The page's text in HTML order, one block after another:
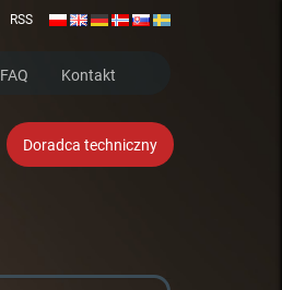
RSS
FAQ Kontakt
Doradca techniczny